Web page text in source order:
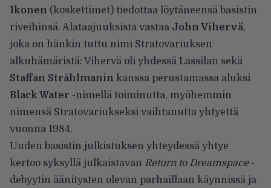
Ikonen (koskettimet) tiedottaa löytäneensä basistin
riveihinsä. Alataajuuksista vastaa John Vihervä,
joka on hänkin tuttu nimi Stratovariuksen
alkuhämäristä: Vihervä oli yhdessä Lassilan sekä
Staffan Stråhlmanin kanssa perustamassa aluksi
Black Water -nimellä toiminutta, myöhemmin
nimensä Stratovariukseksi vaihtanutta yhtyettä
vuonna 1984.
Uuden basistin julkistuksen yhteydessä yhtye
kertoo syksyllä julkaistavan Return to Dreamspace-
debyytin äänitysten olevan parhaillaan käynnissä ja